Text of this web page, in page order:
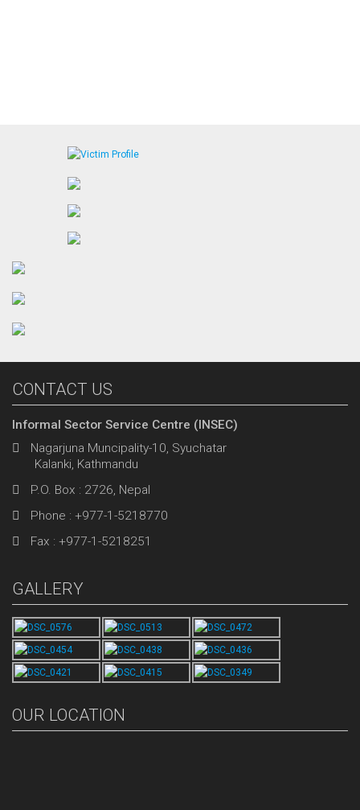
CONTACT US
Informal Sector Service Centre (INSEC)
Nagarjuna Muncipality-10, Syuchatar
Kalanki, Kathmandu
P.O. Box : 2726, Nepal
Phone : +977-1-5218770
Fax : +977-1-5218251
GALLERY
OUR LOCATION